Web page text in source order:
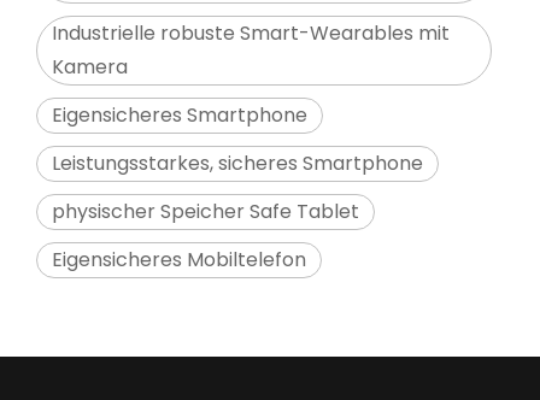
Industrielle robuste Smart-Wearables mit
Kamera
Eigensicheres Smartphone
Leistungsstarkes, sicheres Smartphone
physischer Speicher Safe Tablet
Eigensicheres Mobiltelefon